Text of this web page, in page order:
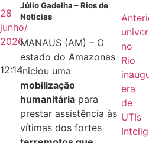
28
junho/
2026
12:14
Júlio Gadelha – Rios de
Notícias
MANAUS (AM) – O
estado do Amazonas
iniciou uma
mobilização
humanitária para
prestar assistência às
vítimas dos fortes
no
Rio
era
de
UTIs